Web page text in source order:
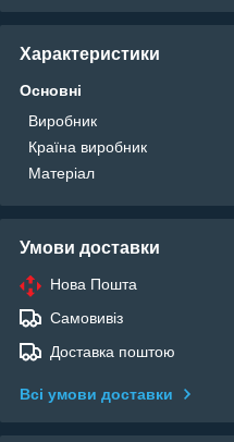
Характеристики
Основні
Виробник
Країна виробник
Матеріал
Умови доставки
Нова Пошта
Самовивіз
Доставка поштою
Всі умови доставки